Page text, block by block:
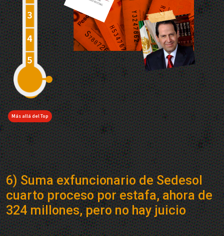
Más allá del Top
6) Suma exfuncionario de Sedesol
cuarto proceso por estafa, ahora de
324 millones, pero no hay juicio